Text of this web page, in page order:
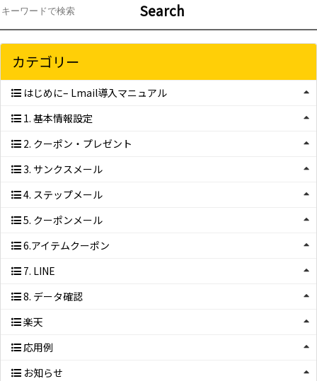
Search
カテゴリー
はじめに– Lmail導入マニュアル
1. 基本情報設定
2. クーポン・プレゼント
3. サンクスメール
4. ステップメール
5. クーポンメール
6.アイテムクーポン
7. LINE
8. データ確認
楽天
応用例
お知らせ